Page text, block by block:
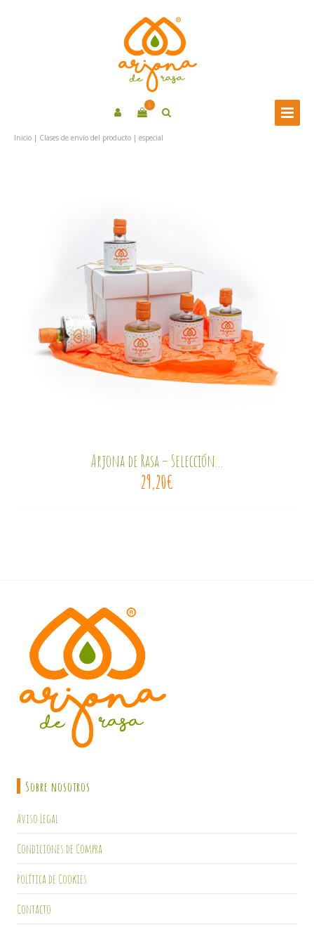
0
Inicio | Clases de envío del producto | especial
Arjona de Rasa – Selección...
29,20€
Sobre nosotros
Aviso Legal
Condiciones de Compra
Política de Cookies
Contacto